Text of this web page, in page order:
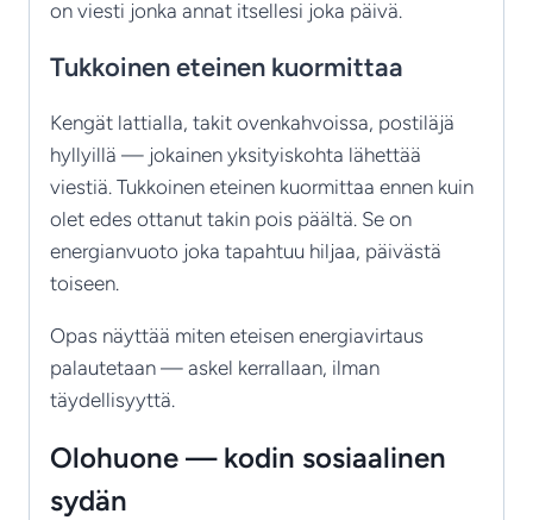
on viesti jonka annat itsellesi joka päivä.
Tukkoinen eteinen kuormittaa
Kengät lattialla, takit ovenkahvoissa, postiläjä
hyllyillä — jokainen yksityiskohta lähettää
viestiä. Tukkoinen eteinen kuormittaa ennen kuin
olet edes ottanut takin pois päältä. Se on
energianvuoto joka tapahtuu hiljaa, päivästä
toiseen.
Opas näyttää miten eteisen energiavirtaus
palautetaan — askel kerrallaan, ilman
täydellisyyttä.
Olohuone — kodin sosiaalinen
sydän